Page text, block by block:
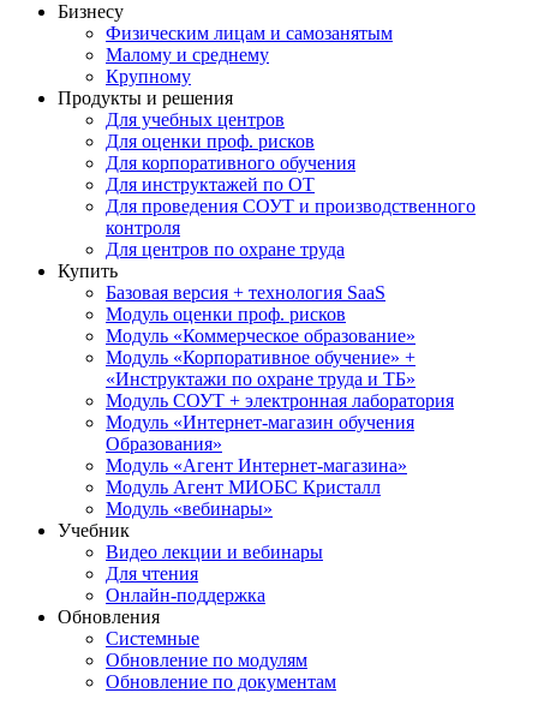
Бизнесу
Физическим лицам и самозанятым
Малому и среднему
Крупному
Продукты и решения
Для учебных центров
Для оценки проф. рисков
Для корпоративного обучения
Для инструктажей по ОТ
Для проведения СОУТ и производственного
контроля
Для центров по охране труда
Купить
Базовая версия + технология SaaS
Модуль оценки проф. рисков
Модуль «Коммерческое образование»
Модуль «Корпоративное обучение» +
«Инструктажи по охране труда и ТБ»
Модуль СОУТ + электронная лаборатория
Модуль «Интернет-магазин обучения
Образования»
Модуль «Агент Интернет-магазина»
Модуль Агент МИОБС Кристалл
Модуль «вебинары»
Учебник
Видео лекции и вебинары
Для чтения
Онлайн-поддержка
Обновления
Системные
Обновление по модулям
Обновление по документам